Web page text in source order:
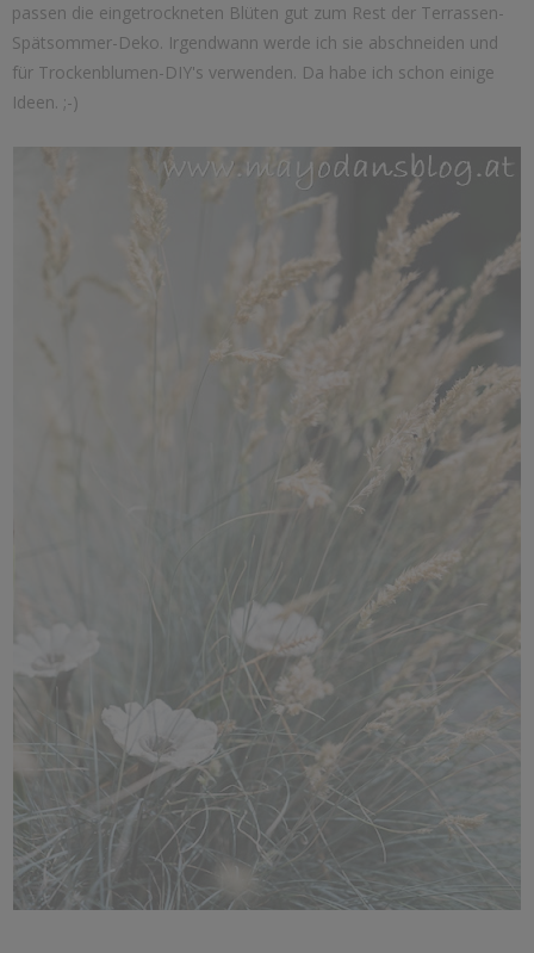
passen die eingetrockneten Blüten gut zum Rest der Terrassen-
Spätsommer-Deko. Irgendwann werde ich sie abschneiden und
für Trockenblumen-DIY's verwenden. Da habe ich schon einige
Ideen. ;-)